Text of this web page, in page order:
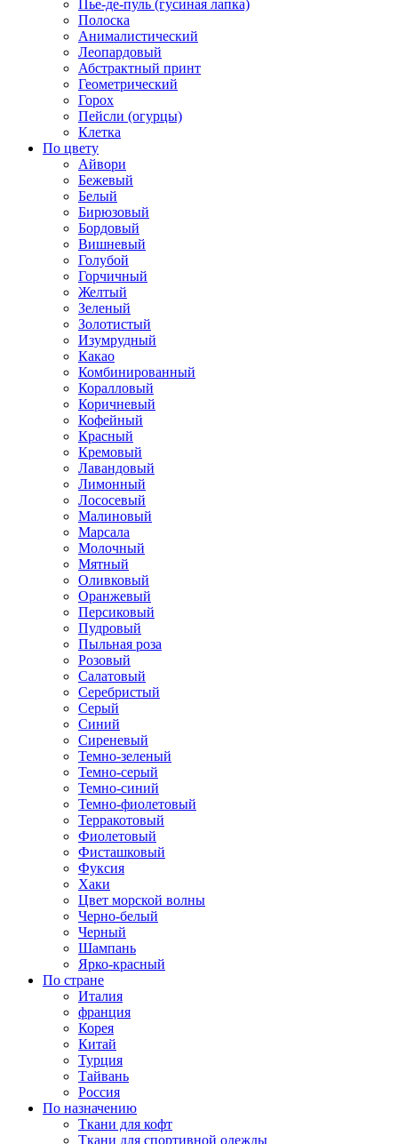
Пье-де-пуль (гусиная лапка)
Полоска
Анималистический
Леопардовый
Абстрактный принт
Геометрический
Горох
Пейсли (огурцы)
Клетка
По цвету
Айвори
Бежевый
Белый
Бирюзовый
Бордовый
Вишневый
Голубой
Горчичный
Желтый
Зеленый
Золотистый
Изумрудный
Какао
Комбинированный
Коралловый
Коричневый
Кофейный
Красный
Кремовый
Лавандовый
Лимонный
Лососевый
Малиновый
Марсала
Молочный
Мятный
Оливковый
Оранжевый
Персиковый
Пудровый
Пыльная роза
Розовый
Салатовый
Серебристый
Серый
Синий
Сиреневый
Темно-зеленый
Темно-серый
Темно-синий
Темно-фиолетовый
Терракотовый
Фиолетовый
Фисташковый
Фуксия
Хаки
Цвет морской волны
Черно-белый
Черный
Шампань
Ярко-красный
По стране
Италия
франция
Корея
Китай
Турция
Тайвань
Россия
По назначению
Ткани для кофт
Ткани для спортивной одежды